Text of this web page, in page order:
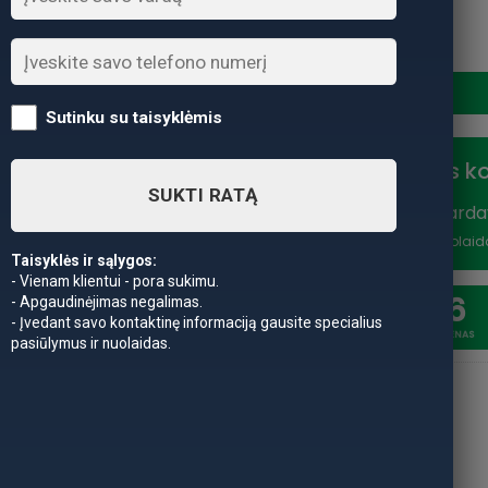
produkto kiekis: Valties
Nuolaidos
Vasaros
nuolaidą
20
SAVAITĖSS
6
DIENAS
Sutinku su taisyklėmis
SUKTI RATĄ
Taisyklės ir sąlygos:
- Vienam klientui - pora sukimu.
- Apgaudinėjimas negalimas.
- Įvedant savo kontaktinę informaciją gausite specialius
pasiūlymus ir nuolaidas.